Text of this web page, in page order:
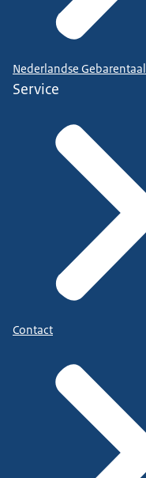
Nederlandse Gebarentaal
Service
Contact